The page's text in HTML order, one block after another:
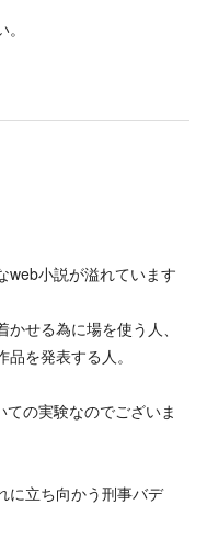
web小説が溢れています
せる為に場を使う人、
を発表する人。
の実験なのでございま
に立ち向かう刑事バデ